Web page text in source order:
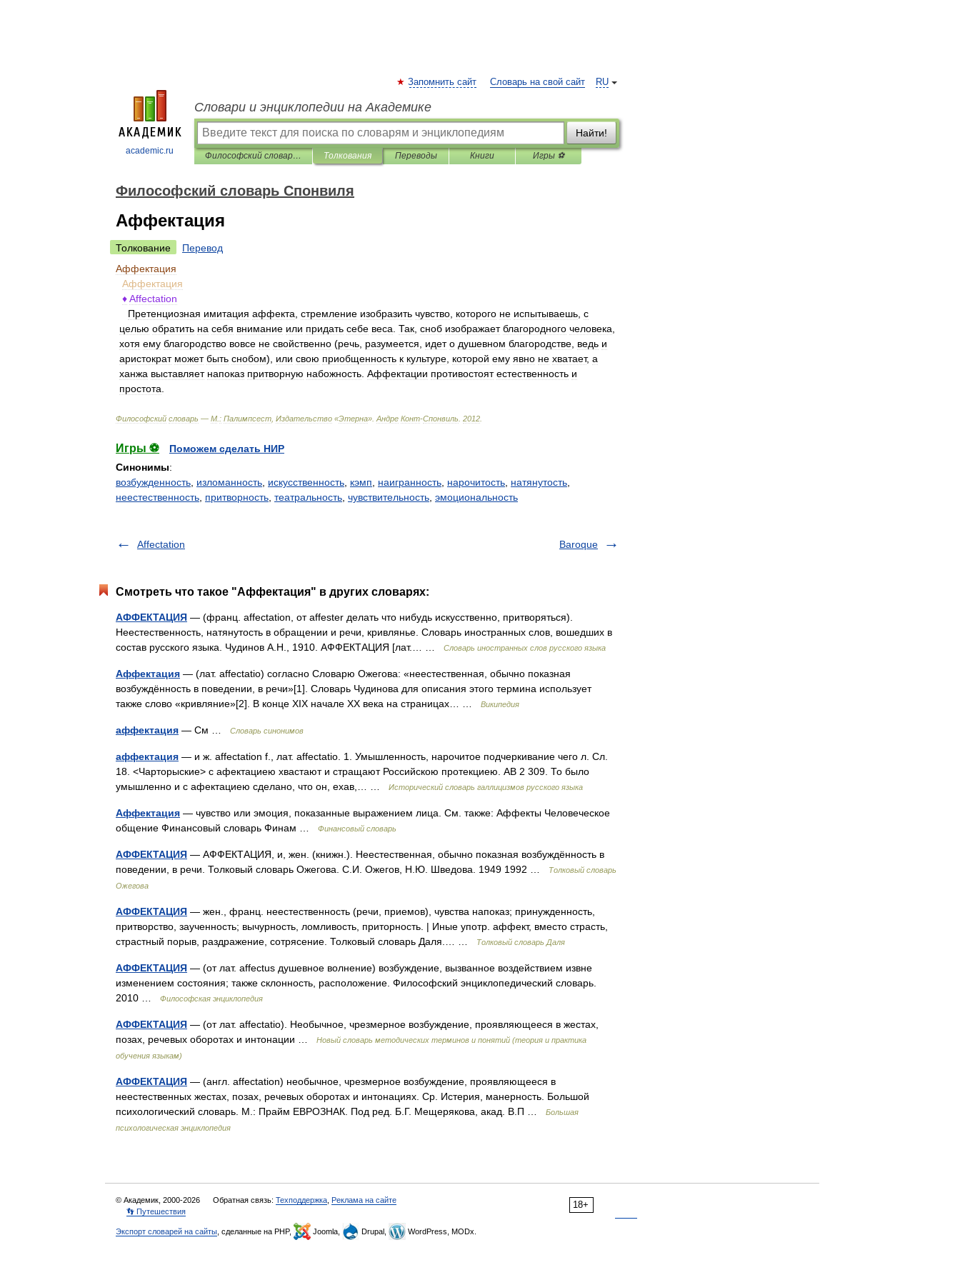
academic.ru
RU
Запомнить сайт Словарь на свой сайт
Словари и энциклопедии на Академике
Найти!
Философский словарь Спонвиля Толкования Переводы Книги Игры ⚽
Философский словарь Спонвиля
Аффектация
Толкование
Перевод
Аффектация
Аффектация
♦Affectation
Претенциозная имитация аффекта стремление изобразить чувство которого не испытываешь с
целью обратить на себя внимание или придать себе веса Так сноб изображает благородного человека
хотя ему благородство вовсе не свойственно (речь разумеется идет о душевном благородстве ведь и
аристократ может быть снобом), или свою приобщенность к культуре которой ему явно не хватает, а
ханжа выставляет напоказ притворную набожность Аффектации противостоят естественность и
простота
Философский словарь — М : Палимпсест Издательство «Этерна» Андре Конт-Спонвиль 2012
Игры ⚽
Поможем сделать НИР
Синонимы:
возбужденность изломанность искусственность кэмп наигранность нарочитость натянутость
неестественность притворность театральность чувствительность эмоциональность
Affectation Baroque
Смотреть что такое "Аффектация" в других словарях:
АФФЕКТАЦИЯ — (франц. affectation, от affester делать что нибудь искусственно, притворяться).
Неестественность, натянутость в обращении и речи, кривлянье. Словарь иностранных слов, вошедших в
состав русского языка. Чудинов А.Н., 1910. АФФЕКТАЦИЯ [лат.… …
Словарь иностранных слов русского языка
Аффектация — (лат. affectatio) согласно Словарю Ожегова: «неестественная, обычно показная
возбуждённость в поведении, в речи»[1]. Словарь Чудинова для описания этого термина использует
также слово «кривляние»[2]. В конце XIX начале XX века на страницах… …
Википедия
аффектация — См … Словарь синонимов
аффектация — и ж. affectation f., лат. affectatio. 1. Умышленность, нарочитое подчеркивание чего л. Сл.
18. <Чарторыские> с афектациею хвастают и стращают Российскою протекциею. АВ 2 309. То было
умышленно и с афектациею сделано, что он, ехав,… …
Исторический словарь галлицизмов русского языка
Аффектация — чувство или эмоция, показанные выражением лица. См. также: Аффекты Человеческое
общение Финансовый словарь Финам …
Финансовый словарь
АФФЕКТАЦИЯ — АФФЕКТАЦИЯ, и, жен. (книжн.). Неестественная, обычно показная возбуждённость в
поведении, в речи. Толковый словарь Ожегова. С.И. Ожегов, Н.Ю. Шведова. 1949 1992 …
Толковый словарь
Ожегова
АФФЕКТАЦИЯ — жен., франц. неестественность (речи, приемов), чувства напоказ; принужденность,
притворство, заученность; вычурность, ломливость, приторность. | Иные употр. аффект, вместо страсть,
страстный порыв, раздражение, сотрясение. Толковый словарь Даля.… …
Толковый словарь Даля
АФФЕКТАЦИЯ — (от лат. affectus душевное волнение) возбуждение, вызванное воздействием извне
изменением состояния; также склонность, расположение. Философский энциклопедический словарь.
2010 …
Философская энциклопедия
АФФЕКТАЦИЯ — (от лат. affectatio). Необычное, чрезмерное возбуждение, проявляющееся в жестах,
позах, речевых оборотах и интонации …
Новый словарь методических терминов и понятий (теория и практика
обучения языкам)
АФФЕКТАЦИЯ — (англ. affectation) необычное, чрезмерное возбуждение, проявляющееся в
неестественных жестах, позах, речевых оборотах и интонациях. Ср. Истерия, манерность. Большой
психологический словарь. М.: Прайм ЕВРОЗНАК. Под ред. Б.Г. Мещерякова, акад. В.П …
Большая
психологическая энциклопедия
18+
© Академик, 2000-2026 Обратная связь: Техподдержка Реклама на сайте
👣 Путешествия
Экспорт словарей на сайты , сделанные на PHP, Joomla, Drupal, WordPress, MODx.